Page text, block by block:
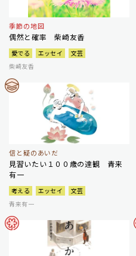
季節の地図
偶然と確率 柴崎友香
愛でる エッセイ
文芸
柴崎友香
信と疑のあいだ
見習いたい１００歳の達観 青来
有一
考える エッセイ
文芸
青来有一